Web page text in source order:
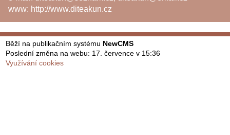
www: http://www.diteakun.cz
Běží na publikačním systému NewCMS
Poslední změna na webu: 17. července v 15:36
Využívání cookies